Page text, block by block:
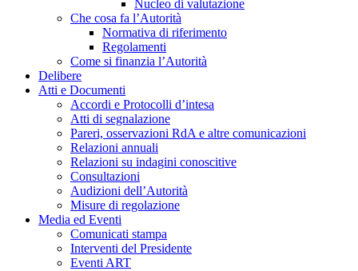
Nucleo di valutazione
Che cosa fa l’Autorità
Normativa di riferimento
Regolamenti
Come si finanzia l’Autorità
Delibere
Atti e Documenti
Accordi e Protocolli d’intesa
Atti di segnalazione
Pareri, osservazioni RdA e altre comunicazioni
Relazioni annuali
Relazioni su indagini conoscitive
Consultazioni
Audizioni dell’Autorità
Misure di regolazione
Media ed Eventi
Comunicati stampa
Interventi del Presidente
Eventi ART